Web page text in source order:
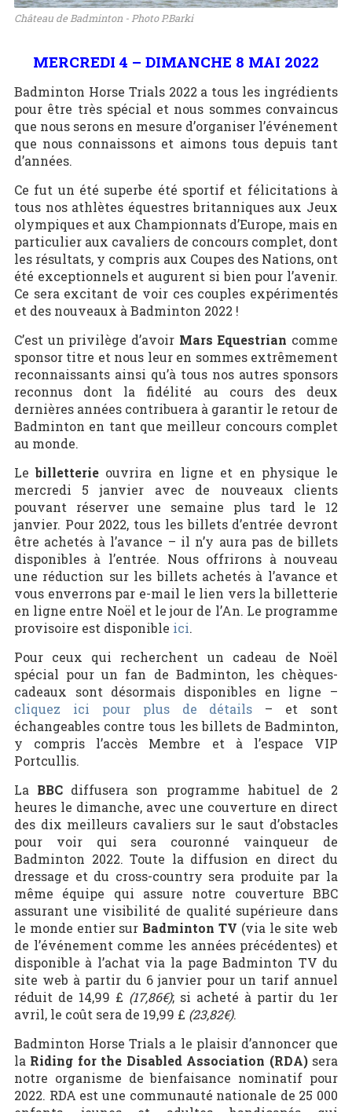
Château de Badminton - Photo P.Barki
MERCREDI 4 – DIMANCHE 8 MAI 2022
Badminton Horse Trials 2022 a tous les ingrédients
pour être très spécial et nous sommes convaincus
que nous serons en mesure d’organiser l’événement
que nous connaissons et aimons tous depuis tant
d’années.
Ce fut un été superbe été sportif et félicitations à
tous nos athlètes équestres britanniques aux Jeux
olympiques et aux Championnats d’Europe, mais en
particulier aux cavaliers de concours complet, dont
les résultats, y compris aux Coupes des Nations, ont
été exceptionnels et augurent si bien pour l’avenir.
Ce sera excitant de voir ces couples expérimentés
et des nouveaux à Badminton 2022 !
C’est un privilège d’avoir Mars Equestrian comme
sponsor titre et nous leur en sommes extrêmement
reconnaissants ainsi qu’à tous nos autres sponsors
reconnus dont la fidélité au cours des deux
dernières années contribuera à garantir le retour de
Badminton en tant que meilleur concours complet
au monde.
Lebilletterie ouvrira en ligne et en physique le
mercredi 5 janvier avec de nouveaux clients
pouvant réserver une semaine plus tard le 12
janvier. Pour 2022, tous les billets d’entrée devront
être achetés à l’avance – il n’y aura pas de billets
disponibles à l’entrée. Nous offrirons à nouveau
une réduction sur les billets achetés à l’avance et
vous enverrons par e-mail le lien vers la billetterie
en ligne entre Noël et le jour de l’An. Le programme
provisoire est disponible ici.
Pour ceux qui recherchent un cadeau de Noël
spécial pour un fan de Badminton, les chèques-
cadeaux sont désormais disponibles en ligne –
cliquez ici pour plus de détails – et sont
échangeables contre tous les billets de Badminton,
y compris l’accès Membre et à l’espace VIP
Portcullis.
La BBC diffusera son programme habituel de 2
heures le dimanche, avec une couverture en direct
des dix meilleurs cavaliers sur le saut d’obstacles
pour voir qui sera couronné vainqueur de
Badminton 2022. Toute la diffusion en direct du
dressage et du cross-country sera produite par la
même équipe qui assure notre couverture BBC
assurant une visibilité de qualité supérieure dans
le monde entier sur Badminton TV (via le site web
de l’événement comme les années précédentes) et
disponible à l’achat via la page Badminton TV du
site web à partir du 6 janvier pour un tarif annuel
réduit de 14,99 £ (17,86€); si acheté à partir du 1er
avril, le coût sera de 19,99 £ (23,82€).
Badminton Horse Trials a le plaisir d’annoncer que
la Riding for the Disabled Association (RDA)sera
notre organisme de bienfaisance nominatif pour
2022. RDA est une communauté nationale de 25 000